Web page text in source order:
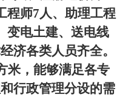
程师7人、助理工程
变电土建、送电线
济各类人员齐全。
米，能够满足各专
行政管理分设的需